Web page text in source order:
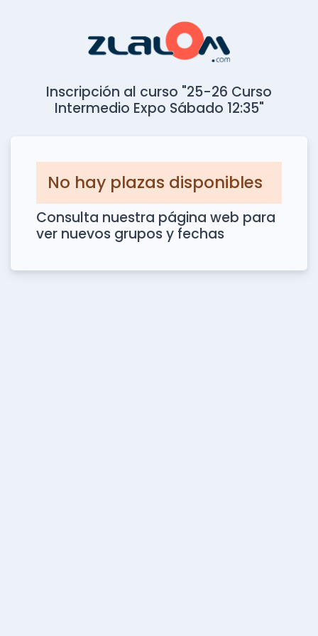
Inscripción al curso "25-26 Curso
Intermedio Expo Sábado 12:35"
No hay plazas disponibles
Consulta nuestra página web para
ver nuevos grupos y fechas